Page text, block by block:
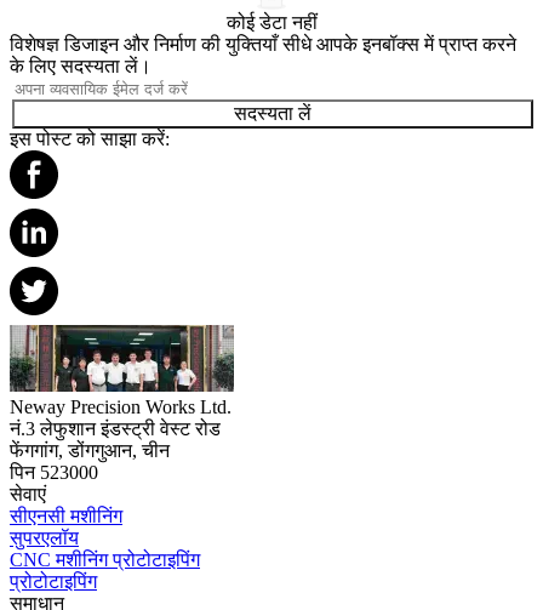
कोई डेटा नहीं
विशेषज्ञ डिजाइन और निर्माण की युक्तियाँ सीधे आपके इनबॉक्स में प्राप्त करने
के लिए सदस्यता लें।
सदस्यता लें
इस पोस्ट को साझा करें:
Neway Precision Works Ltd.
नं.3 लेफुशान इंडस्ट्री वेस्ट रोड
फेंगगांग, डोंगगुआन, चीन
पिन 523000
सेवाएं
सीएनसी मशीनिंग
सुपरएलॉय
CNC मशीनिंग प्रोटोटाइपिंग
प्रोटोटाइपिंग
समाधान